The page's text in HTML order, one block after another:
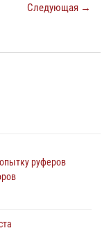
Следующая →
руферов